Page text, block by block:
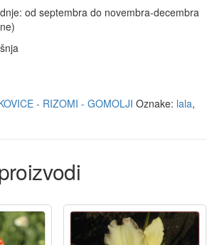
od septembra do novembra-decembra
- RIZOMI - GOMOLJI Oznake: lala,